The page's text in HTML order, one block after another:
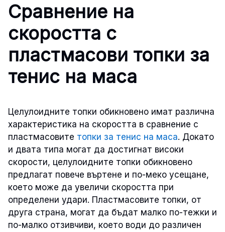
Сравнение на
скоростта с
пластмасови топки за
тенис на маса
Целулоидните топки обикновено имат различна
характеристика на скоростта в сравнение с
пластмасовите топки за тенис на маса. Докато
и двата типа могат да достигнат високи
скорости, целулоидните топки обикновено
предлагат повече въртене и по-меко усещане,
което може да увеличи скоростта при
определени удари. Пластмасовите топки, от
друга страна, могат да бъдат малко по-тежки и
по-малко отзивчиви, което води до различен